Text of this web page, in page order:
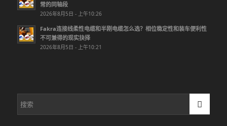
常的同轴段
2026年8月5日 - 上午10:26
Fakra连接线柔性电缆和半刚电缆怎么选？相位稳定性和装车便利性
不可兼得的现实抉择
2026年8月5日 - 上午10:21